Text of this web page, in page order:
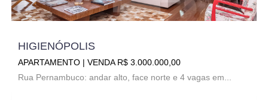
HIGIENÓPOLIS
APARTAMENTO | VENDA R$ 3.000.000,00
Rua Pernambuco: andar alto, face norte e 4 vagas em...